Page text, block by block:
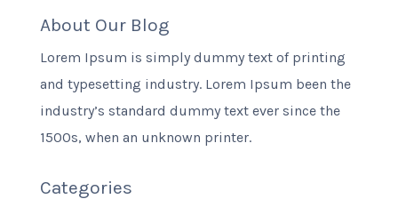
About Our Blog
Lorem Ipsum is simply dummy text of printing
and typesetting industry. Lorem Ipsum been the
industry’s standard dummy text ever since the
1500s, when an unknown printer.
Categories